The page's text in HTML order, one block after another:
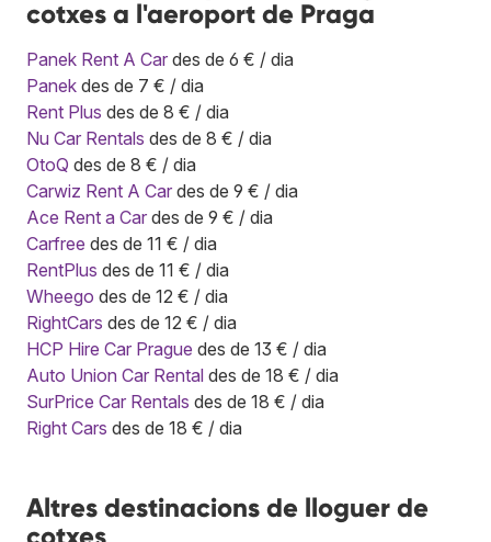
cotxes a l'aeroport de Praga
Panek Rent A Car des de 6 € / dia
Panek des de 7 € / dia
Rent Plus des de 8 € / dia
Nu Car Rentals des de 8 € / dia
OtoQ des de 8 € / dia
Carwiz Rent A Car des de 9 € / dia
Ace Rent a Car des de 9 € / dia
Carfree des de 11 € / dia
RentPlus des de 11 € / dia
Wheego des de 12 € / dia
RightCars des de 12 € / dia
HCP Hire Car Prague des de 13 € / dia
Auto Union Car Rental des de 18 € / dia
SurPrice Car Rentals des de 18 € / dia
Right Cars des de 18 € / dia
Altres destinacions de lloguer de